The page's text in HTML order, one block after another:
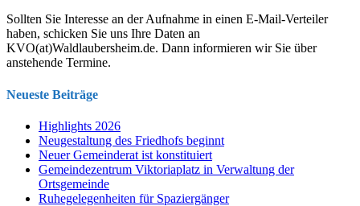
Sollten Sie Interesse an der Aufnahme in einen E-Mail-Verteiler
haben, schicken Sie uns Ihre Daten an
KVO(at)Waldlaubersheim.de. Dann informieren wir Sie über
anstehende Termine.
Neueste Beiträge
Highlights 2026
Neugestaltung des Friedhofs beginnt
Neuer Gemeinderat ist konstituiert
Gemeindezentrum Viktoriaplatz in Verwaltung der
Ortsgemeinde
Ruhegelegenheiten für Spaziergänger